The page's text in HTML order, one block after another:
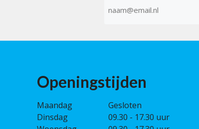
mailadres
Openingstijden
Maandag
Gesloten
Dinsdag
09.30 - 17.30 uur